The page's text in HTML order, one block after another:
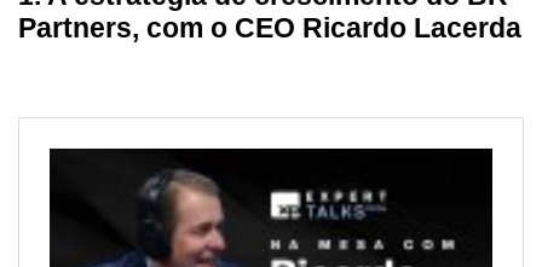
Partners, com o CEO Ricardo Lacerda